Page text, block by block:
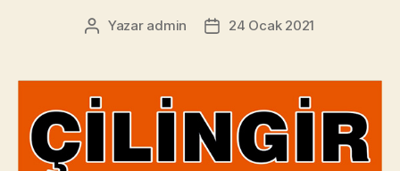
Yazının
Yazar admin
Yazı24 Ocak 2021